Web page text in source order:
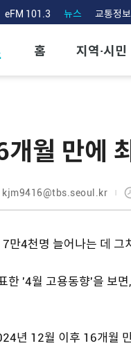
eFM 101.3 뉴스 교통정보
홈 지역·시민
개월 만에
kjm9416@tbs.seoul.kr
만4천명 늘어나는 데 그
한 '4월 고용동향'을 보
년 12월 이후 16개월